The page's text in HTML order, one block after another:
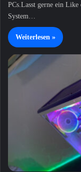
PCs.Lasst gerne ein
System…
Weiterlesen »